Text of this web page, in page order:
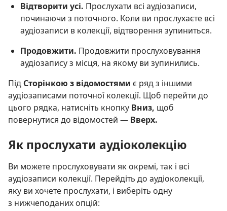
Відтворити усі. Прослухати всі аудіозаписи,
починаючи з поточного. Коли ви прослухаєте всі
аудіозаписи в колекції, відтворення зупиниться.
Продовжити. Продовжити прослуховування
аудіозапису з місця, на якому ви зупинились.
ПідСторінкою з відомостями є ряд з іншими
аудіозаписами поточної колекції. Щоб перейти до
цього рядка, натисніть кнопку Вниз, щоб
повернутися до відомостей — Вверх.
Як прослухати аудіоколекцію
Ви можете прослуховувати як окремі, так і всі
аудіозаписи колекції. Перейдіть до аудіоколекції,
яку ви хочете прослухати, і виберіть одну
з нижчеподаних опцій: